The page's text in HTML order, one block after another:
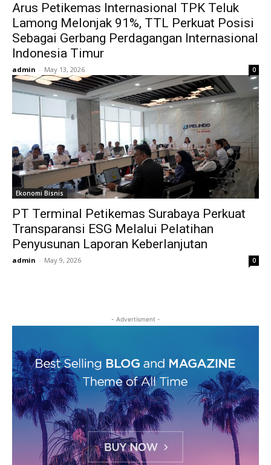
Arus Petikemas Internasional TPK Teluk
Lamong Melonjak 91%, TTL Perkuat Posisi
Sebagai Gerbang Perdagangan Internasional
Indonesia Timur
admin - May 13, 2026 0
Ekonomi Bisnis
PT Terminal Petikemas Surabaya Perkuat
Transparansi ESG Melalui Pelatihan
Penyusunan Laporan Keberlanjutan
admin - May 9, 2026 0
- Advertisment -